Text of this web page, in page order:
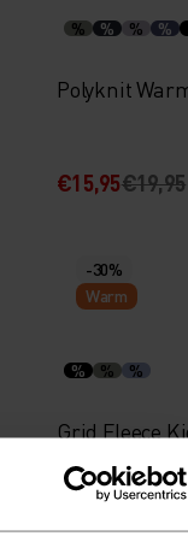
% % % %
Polyknit
€15,95€19,95
-30%
Warm
% % %
Grid Fleece
Zip
€38,45€54,95